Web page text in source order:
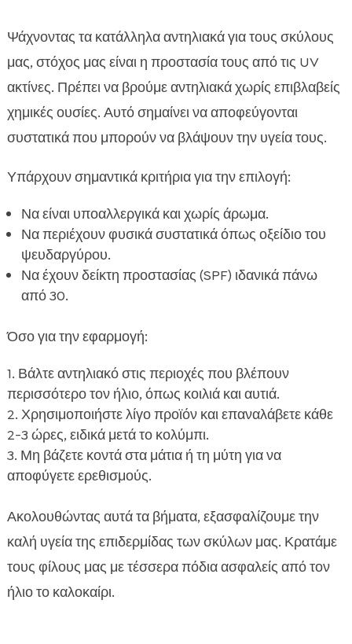
Ψάχνοντας τα κατάλληλα αντηλιακά για τους σκύλους
μας, στόχος μας είναι η προστασία τους από τις UV
ακτίνες. Πρέπει να βρούμε αντηλιακά χωρίς επιβλαβείς
χημικές ουσίες. Αυτό σημαίνει να αποφεύγονται
συστατικά που μπορούν να βλάψουν την υγεία τους.
Υπάρχουν σημαντικά κριτήρια για την επιλογή:
Να είναι υποαλλεργικά και χωρίς άρωμα.
Να περιέχουν φυσικά συστατικά όπως οξείδιο του
ψευδαργύρου.
Να έχουν δείκτη προστασίας (SPF) ιδανικά πάνω
από 30.
Όσο για την εφαρμογή:
Βάλτε αντηλιακό στις περιοχές που βλέπουν
περισσότερο τον ήλιο, όπως κοιλιά και αυτιά.
Χρησιμοποιήστε λίγο προϊόν και επαναλάβετε κάθε
2-3 ώρες, ειδικά μετά το κολύμπι.
Μη βάζετε κοντά στα μάτια ή τη μύτη για να
αποφύγετε ερεθισμούς.
Ακολουθώντας αυτά τα βήματα, εξασφαλίζουμε την
καλή υγεία της επιδερμίδας των σκύλων μας. Κρατάμε
τους φίλους μας με τέσσερα πόδια ασφαλείς από τον
ήλιο το καλοκαίρι.